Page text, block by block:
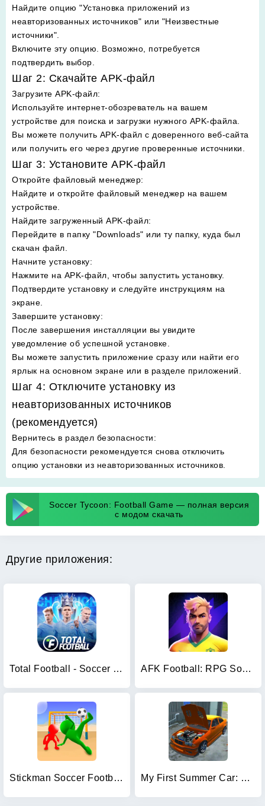
Найдите опцию "Установка приложений из
неавторизованных источников" или "Неизвестные
источники".
Включите эту опцию. Возможно, потребуется
подтвердить выбор.
Шаг 2: Скачайте APK-файл
Загрузите APK-файл:
Используйте интернет-обозреватель на вашем
устройстве для поиска и загрузки нужного APK-файла.
Вы можете получить APK-файл с доверенного веб-сайта
или получить его через другие проверенные источники.
Шаг 3: Установите APK-файл
Откройте файловый менеджер:
Найдите и откройте файловый менеджер на вашем
устройстве.
Найдите загруженный APK-файл:
Перейдите в папку "Downloads" или ту папку, куда был
скачан файл.
Начните установку:
Нажмите на APK-файл, чтобы запустить установку.
Подтвердите установку и следуйте инструкциям на
экране.
Завершите установку:
После завершения инсталляции вы увидите
уведомление об успешной установке.
Вы можете запустить приложение сразу или найти его
ярлык на основном экране или в разделе приложений.
Шаг 4: Отключите установку из
неавторизованных источников
(рекомендуется)
Вернитесь в раздел безопасности:
Для безопасности рекомендуется снова отключить
опцию установки из неавторизованных источников.
Soccer Tycoon: Football Game — полная версия
с модом скачать
Другие приложения:
Total Football - Soccer Game AFK Football: RPG Soccer Games
Stickman Soccer Football Game My First Summer Car: Mechanic